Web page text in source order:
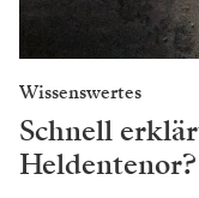
Wissenswertes
Schnell
Heldentenor?